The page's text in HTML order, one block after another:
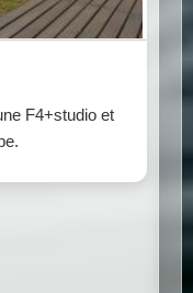
F4+studio et